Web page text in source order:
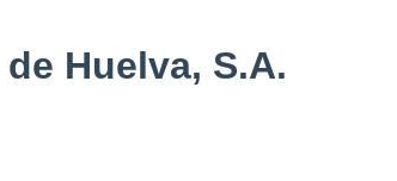
Huelva, S.A.